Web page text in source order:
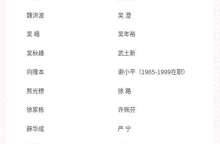
魏洪波 吴 澄
吴 峨 吴年裕
吴秋峰 武土新
向隆本 谢小平（1965-1999在职）
熊光楞 徐 路
徐家栋 许佩芬
薛华成 严 宁